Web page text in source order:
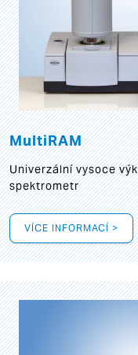
MultiRAM
Univerzální vysoce
spektrometr
VÍCE INFORMACÍ >